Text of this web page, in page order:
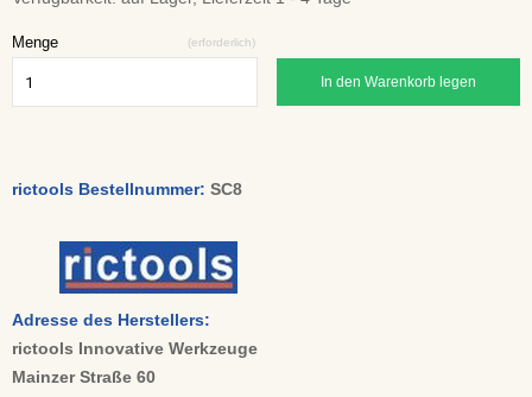
Menge (erforderlich)
In den Warenkorb legen
rictools Bestellnummer: SC8
Adresse des Herstellers:
rictools Innovative Werkzeuge
Mainzer Straße 60